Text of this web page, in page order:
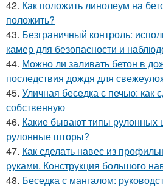
42. Как положить линолеум на
положить?
43. Безграничный контроль:
камер для безопасности и
44. Можно ли заливать бетон в
последствия дождя для
45. Уличная беседка с печью: как
собственную
46. Какие бывают типы рулонных
рулонные шторы?
47. Как сделать навес из
руками. Конструкция большого
48. Беседка с мангалом: